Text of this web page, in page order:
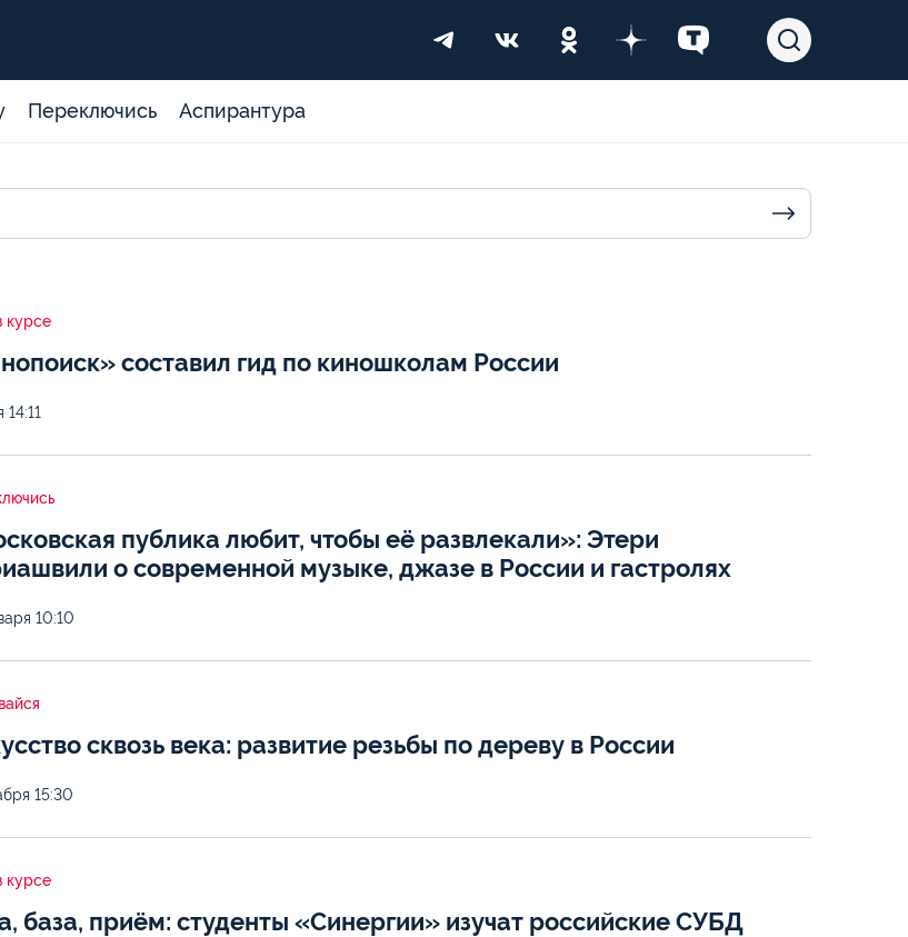
Переключись Аспирантура
курсе
составил гид по киношколам России
14:11
публика любит, чтобы её развлекали»: Этери
о современной музыке, джазе в России и гастролях
10:10
сквозь века: развитие резьбы по дереву в России
15:30
курсе
база, приём: студенты «Синергии» изучат российские СУБД